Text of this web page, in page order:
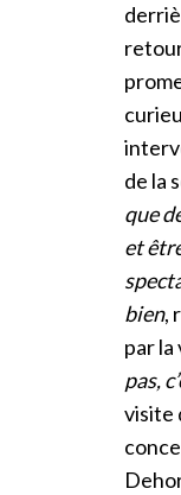
de la
que
et
bien,
par la
pas,
visite